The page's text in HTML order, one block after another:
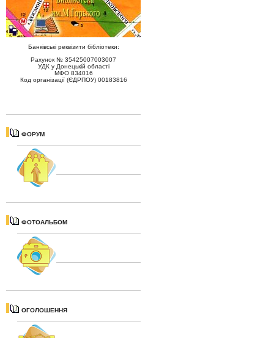
Банківські реквізити бібліотеки:
Рахунок № 35425007003007
УДК у Донецькій області
МФО 834016
Код організації (ЄДРПОУ) 00183816
ФОРУМ
ФОТОАЛЬБОМ
ОГОЛОШЕННЯ